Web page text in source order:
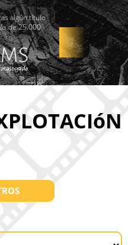
algún título
de 25.000